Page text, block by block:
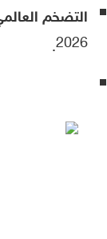
التضخم
2026
.